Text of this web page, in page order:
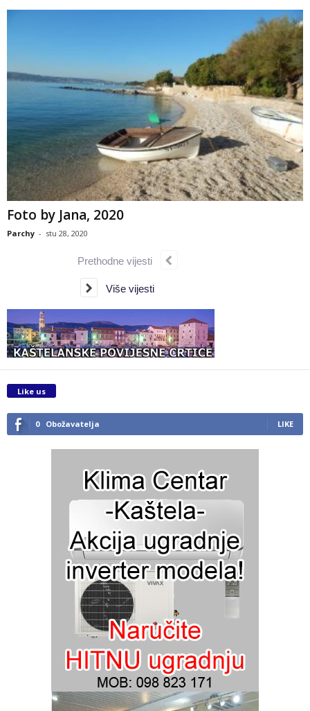
Foto by Jana, 2020
Parchy - stu 28, 2020
Prethodne vijesti
Više vijesti
Like us
0 Obožavatelja LIKE